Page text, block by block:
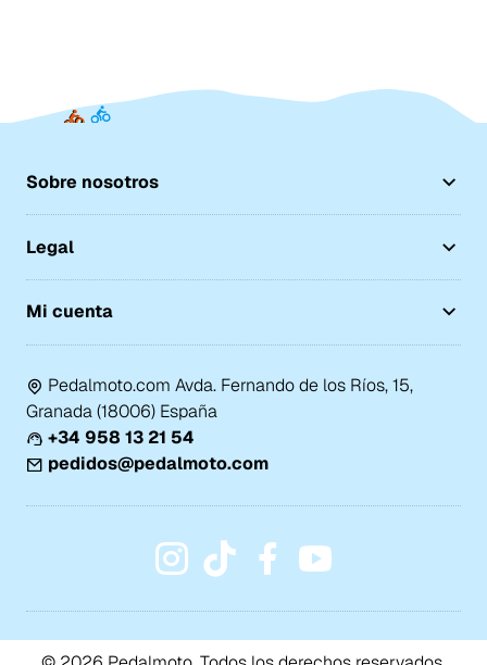
Sobre nosotros
Legal
Mi cuenta
Pedalmoto.com Avda. Fernando de los Ríos, 15,
Granada (18006) España
+34 958 13 21 54
pedidos@pedalmoto.com